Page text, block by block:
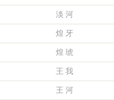
淡 河
煌 牙
煌 琥
王 我
王 河